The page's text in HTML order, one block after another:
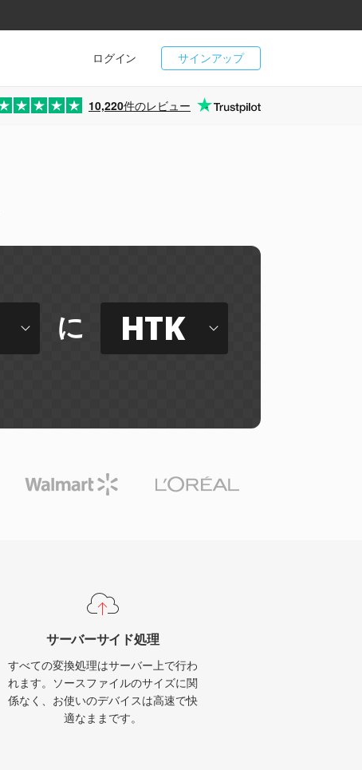
サインアップ
ログイン
10,220件のレビュー
に HTK
サーバーサイド処理
すべての変換処理はサーバー上で行わ
れます。ソースファイルのサイズに関
係なく、お使いのデバイスは高速で快
適なままです。